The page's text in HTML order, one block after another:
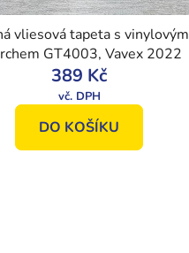
vliesová tapeta s vinylovým
GT4003, Vavex 2022
389 Kč
DO KOŠÍKU